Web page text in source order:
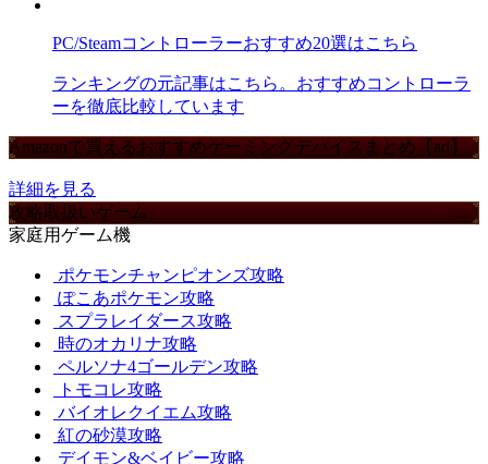
PC/Steamコントローラーおすすめ20選はこちら
ランキングの元記事はこちら。おすすめコントローラ
ーを徹底比較しています
Amazonで買えるおすすめゲーミングデバイスまとめ【ad】
詳細を見る
攻略取扱いゲーム
家庭用ゲーム機
ポケモンチャンピオンズ攻略
ぽこあポケモン攻略
スプラレイダース攻略
時のオカリナ攻略
ペルソナ4ゴールデン攻略
トモコレ攻略
バイオレクイエム攻略
紅の砂漠攻略
デイモン&ベイビー攻略